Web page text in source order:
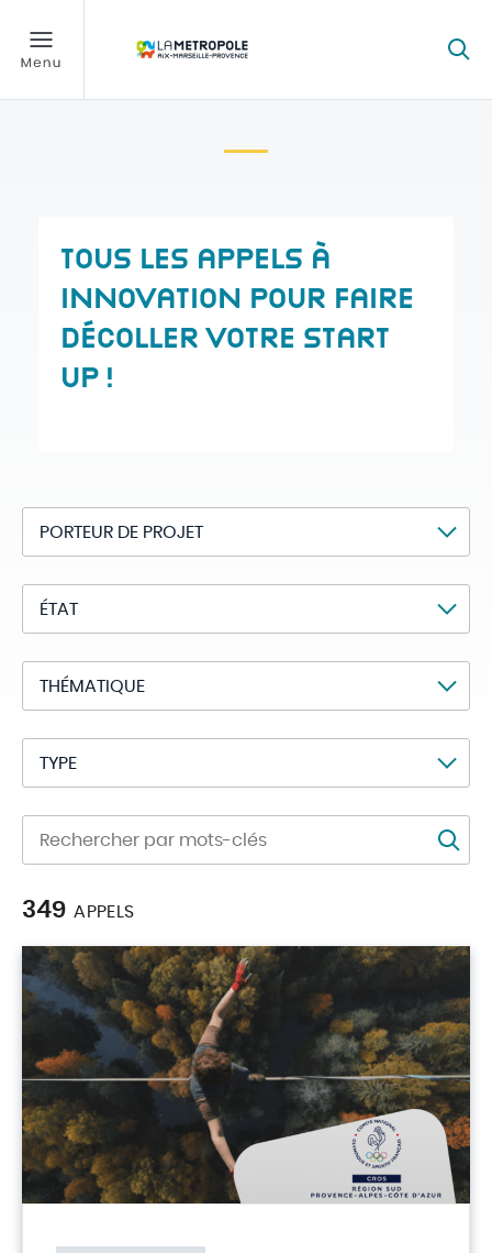
TOUS LES APPELS À
INNOVATION POUR FAIRE
DÉCOLLER VOTRE START
UP !
349 APPELS